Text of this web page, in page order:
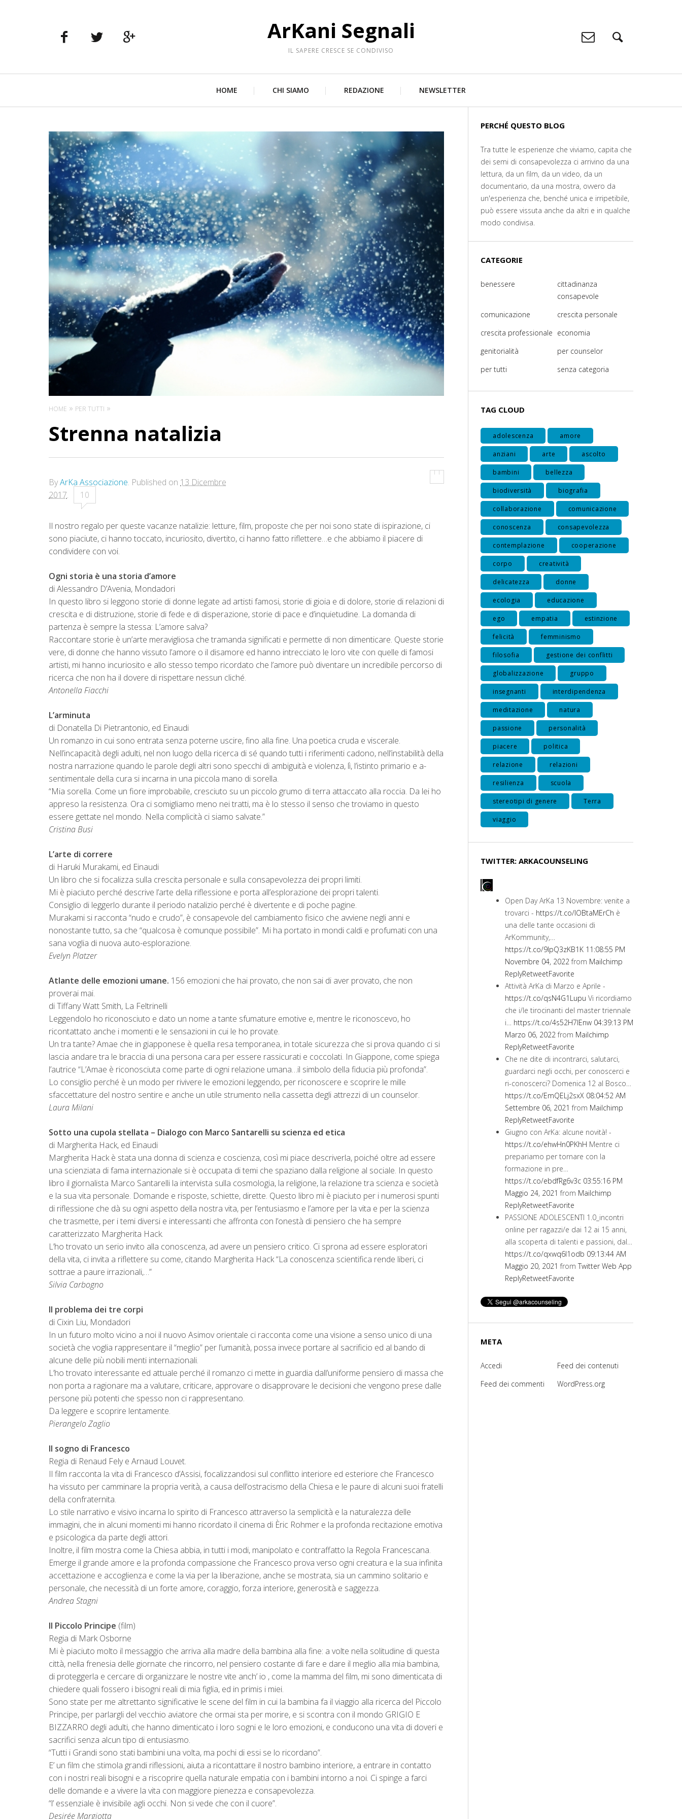
ArKani Segnali
IL SAPERE CRESCE SE CONDIVISO
HOME CHI SIAMO REDAZIONE NEWSLETTER
HOME PER TUTTI
Strenna natalizia
ByArKa Associazione. Published on 13 Dicembre
2017. 10
Il nostro regalo per queste vacanze natalizie: letture, film, proposte che per noi sono state di ispirazione, ci
sono piaciute, ci hanno toccato, incuriosito, divertito, ci hanno fatto riflettere…e che abbiamo il piacere di
condividere con voi.
Ogni storia è una storia d’amore
di Alessandro D’Avenia, Mondadori
In questo libro si leggono storie di donne legate ad artisti famosi, storie di gioia e di dolore, storie di relazioni di
crescita e di distruzione, storie di fede e di disperazione, storie di pace e d’inquietudine. La domanda di
partenza è sempre la stessa: L’amore salva?
Raccontare storie è un’arte meravigliosa che tramanda significati e permette di non dimenticare. Queste storie
vere, di donne che hanno vissuto l’amore o il disamore ed hanno intrecciato le loro vite con quelle di famosi
artisti, mi hanno incuriosito e allo stesso tempo ricordato che l’amore può diventare un incredibile percorso di
ricerca che non ha il dovere di rispettare nessun cliché.
Antonella Fiacchi
L’arminuta
di Donatella Di Pietrantonio, ed Einaudi
Un romanzo in cui sono entrata senza poterne uscire, fino alla fine. Una poetica cruda e viscerale.
Nell’incapacità degli adulti, nel non luogo della ricerca di sé quando tutti i riferimenti cadono, nell’instabilità della
nostra narrazione quando le parole degli altri sono specchi di ambiguità e violenza, lì, l’istinto primario e a-
sentimentale della cura si incarna in una piccola mano di sorella.
“Mia sorella. Come un fiore improbabile, cresciuto su un piccolo grumo di terra attaccato alla roccia. Da lei ho
appreso la resistenza. Ora ci somigliamo meno nei tratti, ma è lo stesso il senso che troviamo in questo
essere gettate nel mondo. Nella complicità ci siamo salvate.”
Cristina Busi
L’arte di correre
di Haruki Murakami, ed Einaudi
Un libro che si focalizza sulla crescita personale e sulla consapevolezza dei propri limiti.
Mi è piaciuto perché descrive l’arte della riflessione e porta all’esplorazione dei propri talenti.
Consiglio di leggerlo durante il periodo natalizio perché è divertente e di poche pagine.
Murakami si racconta “nudo e crudo”, è consapevole del cambiamento fisico che avviene negli anni e
nonostante tutto, sa che “qualcosa è comunque possibile”. Mi ha portato in mondi caldi e profumati con una
sana voglia di nuova auto-esplorazione.
Evelyn Platzer
Atlante delle emozioni umane. 156 emozioni che hai provato, che non sai di aver provato, che non
proverai mai.
di Tiffany Watt Smith, La Feltrinelli
Leggendolo ho riconosciuto e dato un nome a tante sfumature emotive e, mentre le riconoscevo, ho
ricontattato anche i momenti e le sensazioni in cui le ho provate.
Un tra tante? Amae che in giapponese è quella resa temporanea, in totale sicurezza che si prova quando ci si
lascia andare tra le braccia di una persona cara per essere rassicurati e coccolati. In Giappone, come spiega
l’autrice “L’Amae è riconosciuta come parte di ogni relazione umana…il simbolo della fiducia più profonda”.
Lo consiglio perché è un modo per rivivere le emozioni leggendo, per riconoscere e scoprire le mille
sfaccettature del nostro sentire e anche un utile strumento nella cassetta degli attrezzi di un counselor.
Laura Milani
Sotto una cupola stellata – Dialogo con Marco Santarelli su scienza ed etica
di Margherita Hack, ed Einaudi
Margherita Hack è stata una donna di scienza e coscienza, così mi piace descriverla, poiché oltre ad essere
una scienziata di fama internazionale si è occupata di temi che spaziano dalla religione al sociale. In questo
libro il giornalista Marco Santarelli la intervista sulla cosmologia, la religione, la relazione tra scienza e società
e la sua vita personale. Domande e risposte, schiette, dirette. Questo libro mi è piaciuto per i numerosi spunti
di riflessione che dà su ogni aspetto della nostra vita, per l’entusiasmo e l’amore per la vita e per la scienza
che trasmette, per i temi diversi e interessanti che affronta con l’onestà di pensiero che ha sempre
caratterizzato Margherita Hack.
L’ho trovato un serio invito alla conoscenza, ad avere un pensiero critico. Ci sprona ad essere esploratori
della vita, ci invita a riflettere su come, citando Margherita Hack “La conoscenza scientifica rende liberi, ci
sottrae a paure irrazionali,…”
Silvia Carbogno
Il problema dei tre corpi
di Cixin Liu, Mondadori
In un futuro molto vicino a noi il nuovo Asimov orientale ci racconta come una visione a senso unico di una
società che voglia rappresentare il “meglio” per l’umanità, possa invece portare al sacrificio ed al bando di
alcune delle più nobili menti internazionali.
L’ho trovato interessante ed attuale perché il romanzo ci mette in guardia dall’uniforme pensiero di massa che
non porta a ragionare ma a valutare, criticare, approvare o disapprovare le decisioni che vengono prese dalle
persone più potenti che spesso non ci rappresentano.
Da leggere e scoprire lentamente.
Pierangelo Zaglio
Il sogno di Francesco
Regia di Renaud Fely e Arnaud Louvet.
Il film racconta la vita di Francesco d’Assisi, focalizzandosi sul conflitto interiore ed esteriore che Francesco
ha vissuto per camminare la propria verità, a causa dell’ostracismo della Chiesa e le paure di alcuni suoi fratelli
della confraternita.
Lo stile narrativo e visivo incarna lo spirito di Francesco attraverso la semplicità e la naturalezza delle
immagini, che in alcuni momenti mi hanno ricordato il cinema di Èric Rohmer e la profonda recitazione emotiva
e psicologica da parte degli attori.
Inoltre, il film mostra come la Chiesa abbia, in tutti i modi, manipolato e contraffatto la Regola Francescana.
Emerge il grande amore e la profonda compassione che Francesco prova verso ogni creatura e la sua infinita
accettazione e accoglienza e come la via per la liberazione, anche se mostrata, sia un cammino solitario e
personale, che necessità di un forte amore, coraggio, forza interiore, generosità e saggezza.
Andrea Stagni
Il Piccolo Principe (film)
Regia di Mark Osborne
Mi è piaciuto molto il messaggio che arriva alla madre della bambina alla fine: a volte nella solitudine di questa
città, nella frenesia delle giornate che rincorro, nel pensiero costante di fare e dare il meglio alla mia bambina,
di proteggerla e cercare di organizzare le nostre vite anch’ io , come la mamma del film, mi sono dimenticata di
chiedere quali fossero i bisogni reali di mia figlia, ed in primis i miei.
Sono state per me altrettanto significative le scene del film in cui la bambina fa il viaggio alla ricerca del Piccolo
Principe, per parlargli del vecchio aviatore che ormai sta per morire, e si scontra con il mondo GRIGIO E
BIZZARRO degli adulti, che hanno dimenticato i loro sogni e le loro emozioni, e conducono una vita di doveri e
sacrifici senza alcun tipo di entusiasmo.
“Tutti i Grandi sono stati bambini una volta, ma pochi di essi se lo ricordano”.
E’ un film che stimola grandi riflessioni, aiuta a ricontattare il nostro bambino interiore, a entrare in contatto
con i nostri reali bisogni e a riscoprire quella naturale empatia con i bambini intorno a noi. Ci spinge a farci
delle domande e a vivere la vita con maggiore pienezza e consapevolezza.
“l’ essenziale è invisibile agli occhi. Non si vede che con il cuore”.
Desirée Margiotta
PERCHÉ QUESTO BLOG
Tra tutte le esperienze che viviamo, capita che
dei semi di consapevolezza ci arrivino da una
lettura, da un film, da un video, da un
documentario, da una mostra, ovvero da
un'esperienza che, benché unica e irripetibile,
può essere vissuta anche da altri e in qualche
modo condivisa.
CATEGORIE
benessere
cittadinanza
consapevole
comunicazione
crescita personale
crescita professionale economia
genitorialità
per counselor
per tutti
senza categoria
TAG CLOUD
adolescenza amore
anziani arte ascolto
bambini bellezza
biodiversità biografia
collaborazione comunicazione
conoscenza consapevolezza
contemplazione cooperazione
corpo creatività
delicatezza donne
ecologia educazione
ego empatia estinzione
felicità femminismo
filosofia gestione dei conflitti
globalizzazione gruppo
insegnanti interdipendenza
meditazione natura
passione personalità
piacere politica
relazione relazioni
resilienza scuola
stereotipi di genere Terra
viaggio
TWITTER: ARKACOUNSELING
Open Day ArKa 13 Novembre: venite a
trovarci - https://t.co/IOBtaMErCh è
una delle tante occasioni di
ArKommunity,…
https://t.co/9lpQ3zKB1K 11:08:55 PM
Novembre 04, 2022 from Mailchimp
ReplyRetweetFavorite
Attività ArKa di Marzo e Aprile -
https://t.co/qsN4G1Lupu Vi ricordiamo
che i/le tirocinanti del master triennale
i… https://t.co/4s52H7lEnw 04:39:13 PM
Marzo 06, 2022 from Mailchimp
ReplyRetweetFavorite
Che ne dite di incontrarci, salutarci,
guardarci negli occhi, per conoscerci e
ri-conoscerci? Domenica 12 al Bosco…
https://t.co/EmQELj2sxX 08:04:52 AM
Settembre 06, 2021 from Mailchimp
ReplyRetweetFavorite
Giugno con ArKa: alcune novità! -
https://t.co/ehwHn0PKhH Mentre ci
prepariamo per tornare con la
formazione in pre…
https://t.co/ebdfRg6v3c 03:55:16 PM
Maggio 24, 2021 from Mailchimp
ReplyRetweetFavorite
PASSIONE ADOLESCENTI 1.0_incontri
online per ragazzi/e dai 12 ai 15 anni,
alla scoperta di talenti e passioni, dal…
https://t.co/qxwq6I1odb 09:13:44 AM
Maggio 20, 2021 from Twitter Web App
ReplyRetweetFavorite
META
Accedi
Feed dei contenuti
Feed dei commenti
WordPress.org